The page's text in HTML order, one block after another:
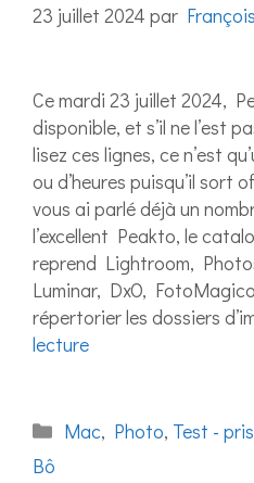
23 juillet 2024 par
Ce mardi 23 juillet 2024,
disponible, et s’il ne l’est
lisez ces lignes, ce n’est
ou d’heures puisqu’il sort
vous ai parlé déjà un
l’excellent Peakto, le
reprend Lightroom,
Luminar, DxO,
répertorier les dossiers
lecture
Catégories
Mac, Photo, Test -
Bô